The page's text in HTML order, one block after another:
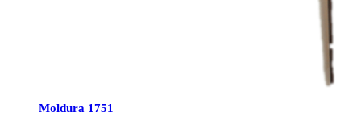
Moldura 1751